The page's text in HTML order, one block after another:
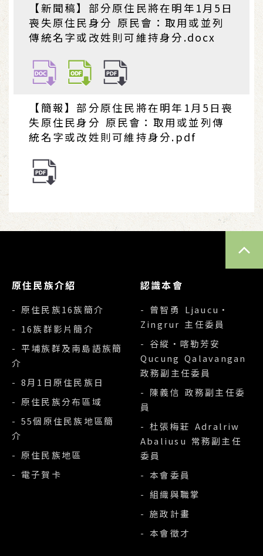
【新聞稿】部分原住民將在明年1月5日
喪失原住民身分 原民會：取用或並列
傳統名字或改姓則可維持身分.docx
【簡報】部分原住民將在明年1月5日喪
失原住民身分 原民會：取用或並列傳
統名字或改姓則可維持身分.pdf
原住民族介紹
- 原住民族16族簡介
- 16族群影片簡介
- 平埔族群及南島語族簡
介
- 8月1日原住民族日
- 原住民族分布區域
- 55個原住民族地區簡
介
- 原住民族地區
- 電子賀卡
認識本會
- 曾智勇 Ljaucu‧
Zingrur 主任委員
- 谷縱‧喀勒芳安
Qucung Qalavangan
政務副主任委員
- 陳義信 政務副主任委
員
- 杜張梅莊 Adralriw
Abaliusu 常務副主任
委員
- 本會委員
- 組織與職掌
- 施政計畫
- 本會徵才